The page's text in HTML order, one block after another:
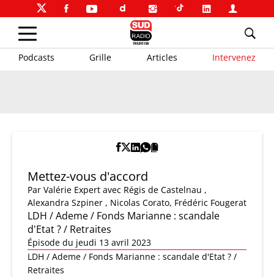
Podcasts Grille Articles Intervenez
Mettez-vous d'accord
Par Valérie Expert avec Régis de Castelnau ,
Alexandra Szpiner , Nicolas Corato, Frédéric Fougerat
LDH / Ademe / Fonds Marianne : scandale
d'Etat ? / Retraites
Épisode du jeudi 13 avril 2023
LDH / Ademe / Fonds Marianne : scandale d'Etat ? /
Retraites